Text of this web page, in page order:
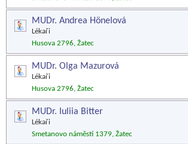
MUDr. Andrea Hönelová
Lékaři
Husova 2796, Žatec
MUDr. Olga Mazurová
Lékaři
Husova 2796, Žatec
MUDr. Iuliia Bitter
Lékaři
Smetanovo náměstí 1379, Žatec